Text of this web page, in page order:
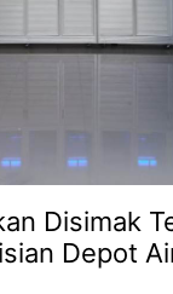
Disimak
Depot